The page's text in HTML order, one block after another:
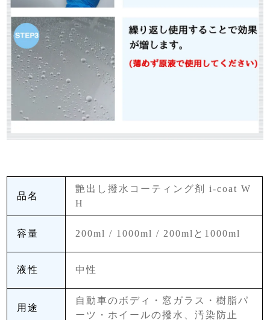
品名
艶出し撥水コーティング剤 i-coat W
H
容量 200ml / 1000ml / 200mlと1000ml
液性 中性
用途
自動車のボディ・窓ガラス・樹脂パ
ーツ・ホイールの撥水、汚染防止